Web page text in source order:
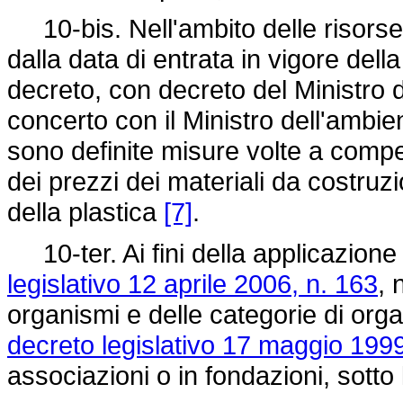
10-bis. Nell'ambito delle
dalla data di entrata in vigore
decreto, con decreto del Ministro
concerto con il Ministro
sono definite misure volte a
dei prezzi dei materiali da
della plastica [7].
10-ter. Ai fini della
legislativo 12 aprile 2006, n. 163,
organismi e delle categorie di
decreto legislativo 17 maggio
associazioni o in fondazioni,